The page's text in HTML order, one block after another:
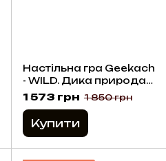
Настільна гра Geekach
- WILD. Дика природа
Серенгеті
1 573 грн 1 850 грн
Купити